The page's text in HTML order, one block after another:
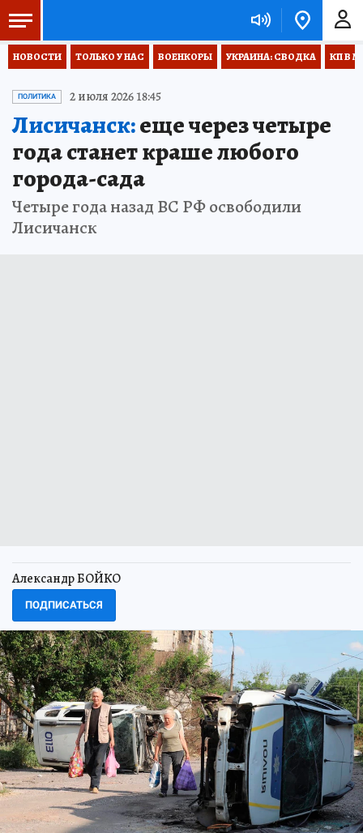
НОВОСТИ ТОЛЬКО У НАС ВОЕНКОРЫ УКРАИНА: СВОДКА КП В
ПОЛИТИКА 2 июля 2026 18:45
Лисичанск:еще через четыре
года станет краше любого
города-сада
Четыре года назад ВС РФ освободили
Лисичанск
Александр БОЙКО
ПОДПИСАТЬСЯ